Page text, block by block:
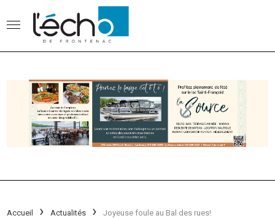
Accueil Actualités Joyeuse foule au Bal des rues!